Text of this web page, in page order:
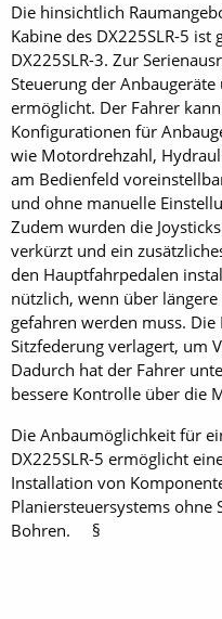
Die hinsichtlich
Kabine des DX225SLR-5
DX225SLR-3. Zur
Steuerung der
ermöglicht. Der Fahrer
Konfigurationen für
wie Motordrehzahl,
am Bedienfeld
und ohne manuelle
Zudem wurden die
verkürzt und ein
den Hauptfahrpedalen
nützlich, wenn über
gefahren werden muss.
Sitzfederung verlagert, um
Dadurch hat der Fahrer
bessere Kontrolle über die
Die Anbaumöglichkeit für
DX225SLR-5 ermöglicht
Installation von
Planiersteuersystems ohne
Bohren. §